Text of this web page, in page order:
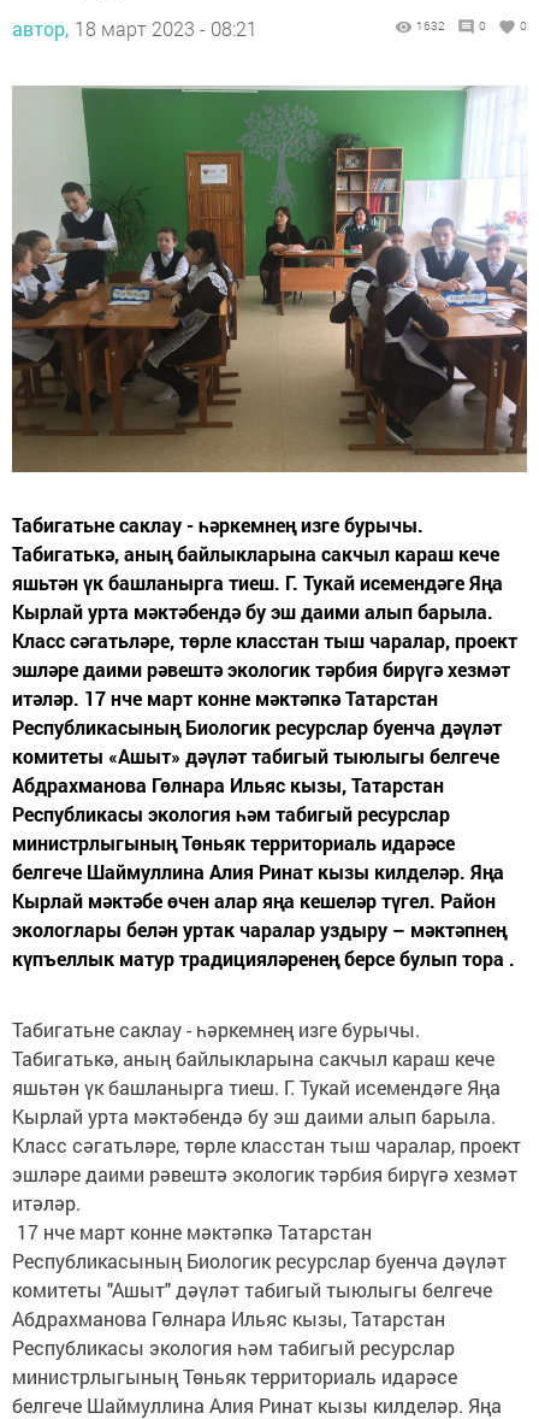
автор, 18 март 2023 - 08:21 1632 0 0
Табигатьне саклау - һәркемнең изге бурычы.
Табигатькә, аның байлыкларына сакчыл караш кече
яшьтән үк башланырга тиеш. Г. Тукай исемендәге Яңа
Кырлай урта мәктәбендә бу эш даими алып барыла.
Класс сәгатьләре, төрле класстан тыш чаралар, проект
эшләре даими рәвештә экологик тәрбия бирүгә хезмәт
итәләр. 17 нче март конне мәктәпкә Татарстан
Республикасының Биологик ресурслар буенча дәүләт
комитеты «Ашыт» дәүләт табигый тыюлыгы белгече
Абдрахманова Гөлнара Ильяс кызы, Татарстан
Республикасы экология һәм табигый ресурслар
министрлыгының Төньяк территориаль идарәсе
белгече Шаймуллина Алия Ринат кызы килделәр. Яңа
Кырлай мәктәбе өчен алар яңа кешеләр түгел. Район
экологлары белән уртак чаралар уздыру – мәктәпнең
күпъеллык матур традицияләренең берсе булып тора .
Табигатьне саклау - һәркемнең изге бурычы.
Табигатькә, аның байлыкларына сакчыл караш кече
яшьтән үк башланырга тиеш. Г. Тукай исемендәге Яңа
Кырлай урта мәктәбендә бу эш даими алып барыла.
Класс сәгатьләре, төрле класстан тыш чаралар, проект
эшләре даими рәвештә экологик тәрбия бирүгә хезмәт
итәләр.
17 нче март конне мәктәпкә Татарстан
Республикасының Биологик ресурслар буенча дәүләт
комитеты "Ашыт" дәүләт табигый тыюлыгы белгече
Абдрахманова Гөлнара Ильяс кызы, Татарстан
Республикасы экология һәм табигый ресурслар
министрлыгының Төньяк территориаль идарәсе
белгече Шаймуллина Алия Ринат кызы килделәр. Яңа